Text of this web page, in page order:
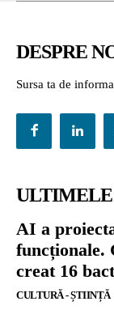
DESPRE
Sursa ta de
AI a
funcționale.
creat 16
CULTURĂ - ȘTIINȚĂ